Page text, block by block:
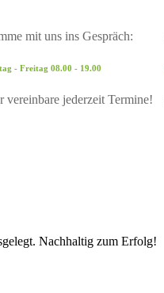
mit uns ins Gespräch:
- Freitag 08.00 - 19.00
vereinbare jederzeit Termine!
Nachhaltig zum Erfolg!